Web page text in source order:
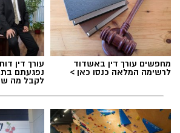
מחפשים עורך דין באשדוד
לרשימה המלאה כנסו כאן >
עורך דין
נפגעתם
לקבל מה